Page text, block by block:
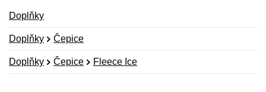
Doplňky
Doplňky Čepice
Doplňky Čepice Fleece Ice